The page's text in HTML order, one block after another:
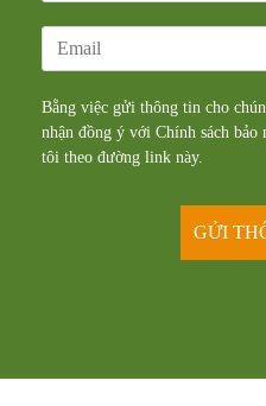
Bằng việc gửi thông tin cho
nhận đồng ý với Chính sách bảo
tôi theo đường link này.